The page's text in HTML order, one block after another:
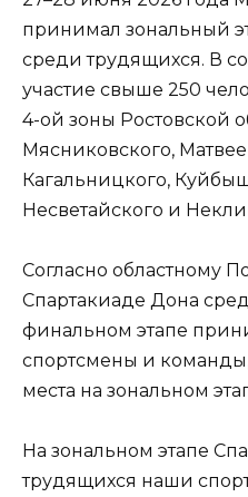
принимал зональный
среди трудящихся. В
участие свыше 250
4-ой зоны Ростовской
Мясниковского,
Кагальницкого,
Несветайского и
Согласно областному
Спартакиаде Дона
финальном этапе
спортсмены и
места на зональном
На зональном этапе
трудящихся наши